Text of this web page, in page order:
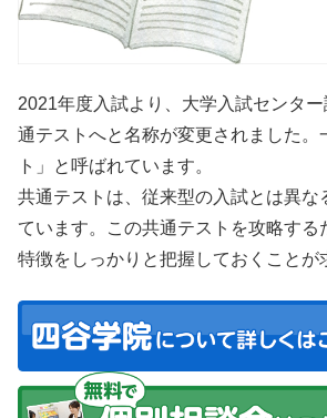
2021年度入試より、大学入試センター
通テスト へと名称が変更されました。
ト 」と呼ばれています。
共通テストは、従来型の入試とは異な
ています。この共通テストを攻略する
特徴をしっかりと把握しておくことが